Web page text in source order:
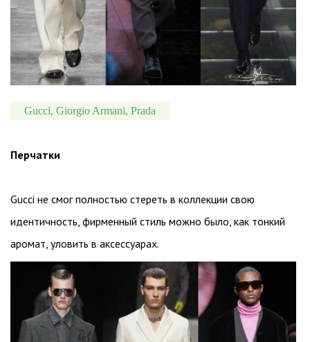
Gucci, Giorgio Armani, Prada
Перчатки
Gucci не смог полностью стереть в коллекции свою
идентичность, фирменный стиль можно было, как тонкий
аромат, уловить в аксессуарах.